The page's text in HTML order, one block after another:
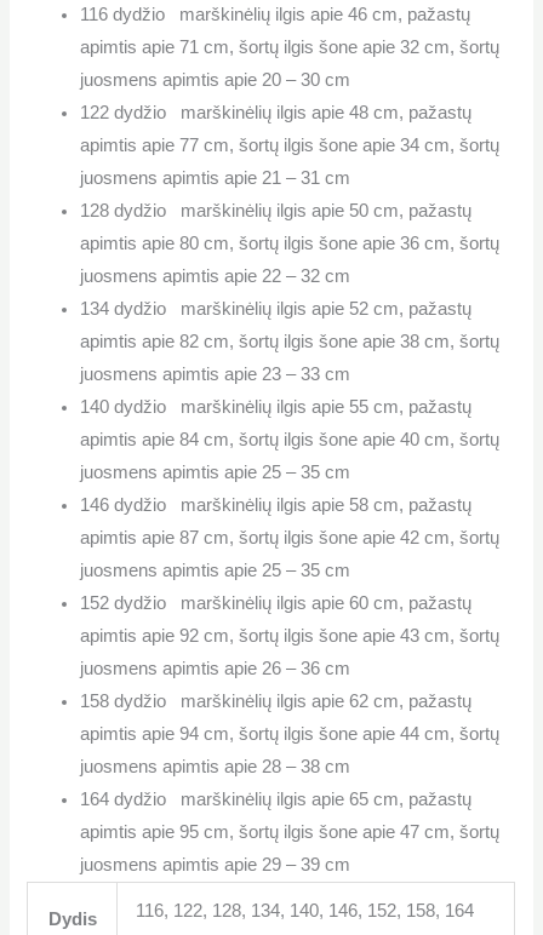
116 dydžio marškinėlių ilgis apie 46 cm, pažastų
apimtis apie 71 cm, šortų ilgis šone apie 32 cm, šortų
juosmens apimtis apie 20 – 30 cm
122 dydžio marškinėlių ilgis apie 48 cm, pažastų
apimtis apie 77 cm, šortų ilgis šone apie 34 cm, šortų
juosmens apimtis apie 21 – 31 cm
128 dydžio marškinėlių ilgis apie 50 cm, pažastų
apimtis apie 80 cm, šortų ilgis šone apie 36 cm, šortų
juosmens apimtis apie 22 – 32 cm
134 dydžio marškinėlių ilgis apie 52 cm, pažastų
apimtis apie 82 cm, šortų ilgis šone apie 38 cm, šortų
juosmens apimtis apie 23 – 33 cm
140 dydžio marškinėlių ilgis apie 55 cm, pažastų
apimtis apie 84 cm, šortų ilgis šone apie 40 cm, šortų
juosmens apimtis apie 25 – 35 cm
146 dydžio marškinėlių ilgis apie 58 cm, pažastų
apimtis apie 87 cm, šortų ilgis šone apie 42 cm, šortų
juosmens apimtis apie 25 – 35 cm
152 dydžio marškinėlių ilgis apie 60 cm, pažastų
apimtis apie 92 cm, šortų ilgis šone apie 43 cm, šortų
juosmens apimtis apie 26 – 36 cm
158 dydžio marškinėlių ilgis apie 62 cm, pažastų
apimtis apie 94 cm, šortų ilgis šone apie 44 cm, šortų
juosmens apimtis apie 28 – 38 cm
164 dydžio marškinėlių ilgis apie 65 cm, pažastų
apimtis apie 95 cm, šortų ilgis šone apie 47 cm, šortų
juosmens apimtis apie 29 – 39 cm
Dydis 116, 122, 128, 134, 140, 146, 152, 158, 164